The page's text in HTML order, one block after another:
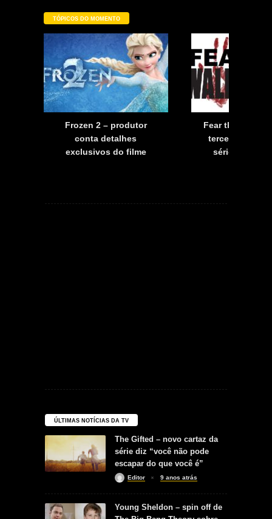
TÓPICOS DO MOMENTO
Frozen 2 – produtor
conta detalhes
exclusivos do filme
Fear the
terceira
série já tem
ÚLTIMAS NOTÍCIAS DA TV
The Gifted – novo cartaz da
série diz “você não pode
escapar do que você é”
Editor 9 anos atrás
Young Sheldon – spin off de